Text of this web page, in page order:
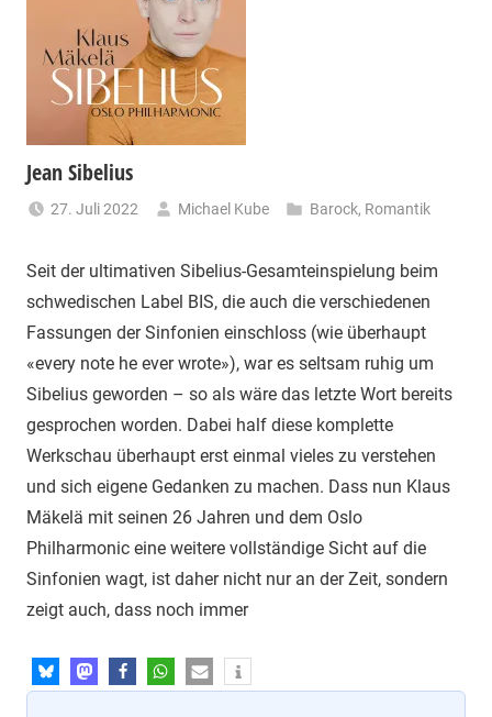
Jean Sibelius
27. Juli 2022 Michael Kube Barock, Romantik
Seit der ultimativen Sibelius-Gesamteinspielung beim
schwedischen Label BIS, die auch die verschiedenen
Fassungen der Sinfonien einschloss (wie überhaupt
«every note he ever wrote»), war es seltsam ruhig um
Sibelius geworden – so als wäre das letzte Wort bereits
gesprochen worden. Dabei half diese komplette
Werkschau überhaupt erst einmal vieles zu verstehen
und sich eigene Gedanken zu machen. Dass nun Klaus
Mäkelä mit seinen 26 Jahren und dem Oslo
Philharmonic eine weitere vollständige Sicht auf die
Sinfonien wagt, ist daher nicht nur an der Zeit, sondern
zeigt auch, dass noch immer